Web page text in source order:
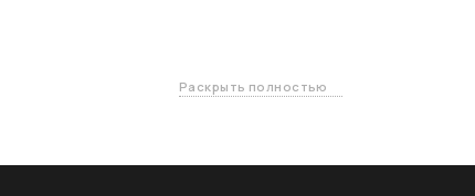
Раскрыть полностью